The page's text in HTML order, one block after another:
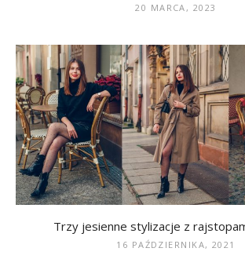
20 MARCA, 2023
Trzy jesienne stylizacje z
16 PAŹDZIERNIKA, 2021